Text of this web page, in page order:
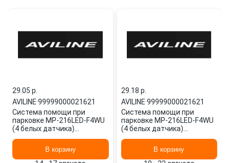
29.05 p.
AVILINE·99999000021621
Система помощи при
парковке MP-216LED-F4WU
(4 белых датчика)
В корзину
29.18 p.
AVILINE·99999000021621
Система помощи при
парковке MP-216LED-F4WU
(4 белых датчика)
В корзину